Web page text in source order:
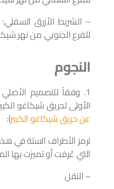
– الشريط الأزرق السفلي:
للفرع الجنوبي من نهر
النجوم
الأولى لحريق شيكاغو الكبير
عن حريق شيكاغو الكبير):
ترمز الأطراف الستة في
التي عُرفت أو تميزت بها
– النقل